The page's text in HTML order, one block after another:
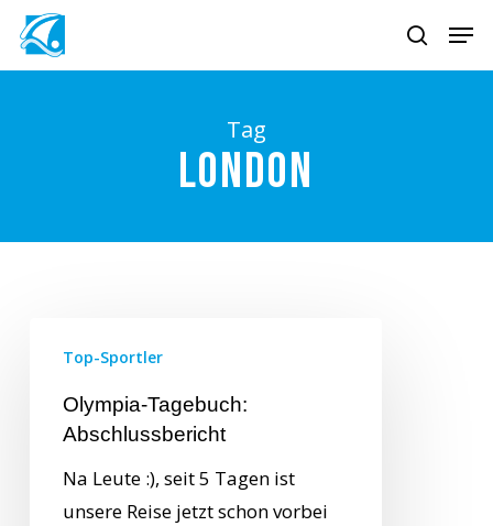
Skip
search
Tag
London
Top-Sportler
Olympia-Tagebuch:
Abschlussbericht
Na Leute :), seit 5 Tagen ist
unsere Reise jetzt schon vorbei